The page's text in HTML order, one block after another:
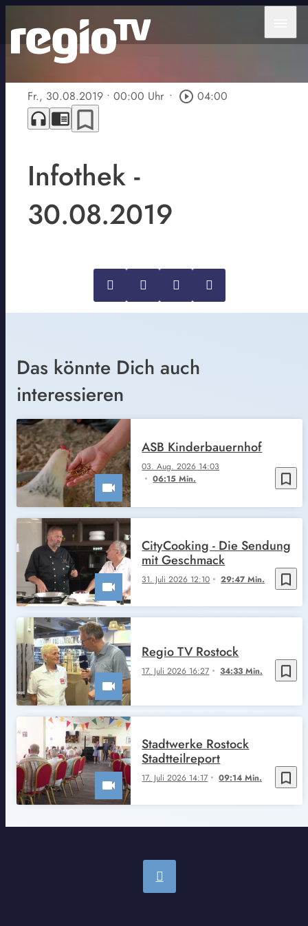
Fr., 30.08.2019 • 00:00 Uhr • play_circle_outline 04:00
headphones chrome_reader_mode bookmark_border
Infothek -
30.08.2019
Das könnte Dich auch
interessieren
bookmark_border
03. Aug. 2026 14:03
06:15 Min.
ASB Kinderbauernhof
bookmark_border
31. Juli 2026 12:10 29:47 Min.
CityCooking - Die Sendung
mit Geschmack
bookmark_border
17. Juli 2026 16:27 34:33 Min.
Regio TV Rostock
bookmark_border
17. Juli 2026 14:17 09:14 Min.
Stadtwerke Rostock
Stadtteilreport